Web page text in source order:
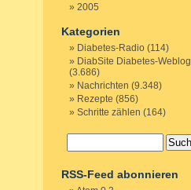
2005
Kategorien
Diabetes-Radio (114)
DiabSite Diabetes-Weblog
(3.686)
Nachrichten (9.348)
Rezepte (856)
Schritte zählen (164)
RSS-Feed abonnieren